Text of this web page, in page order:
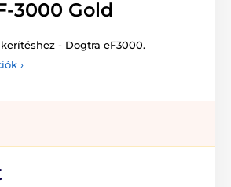
3000 Gold
- Dogtra eF3000.
›